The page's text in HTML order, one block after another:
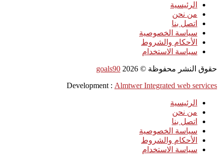
الرئيسية
من نحن
اتصل بنا
سياسة الخصوصية
الأحكام والشروط
سياسة الاستخدام
حقوق النشر محفوظة © goals90 2026
Development : Almtwer Integrated web services
الرئيسية
من نحن
اتصل بنا
سياسة الخصوصية
الأحكام والشروط
سياسة الاستخدام